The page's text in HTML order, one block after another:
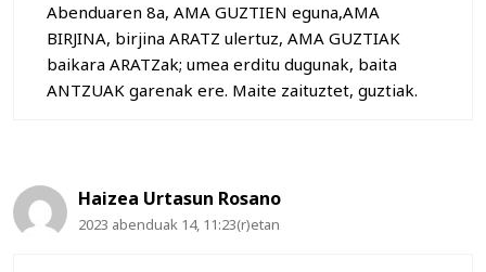
Abenduaren 8a, AMA GUZTIEN eguna,AMA
BIRJINA, birjina ARATZ ulertuz, AMA GUZTIAK
baikara ARATZak; umea erditu dugunak, baita
ANTZUAK garenak ere. Maite zaituztet, guztiak.
Haizea Urtasun Rosano
2023 abenduak 14, 11:23(r)etan